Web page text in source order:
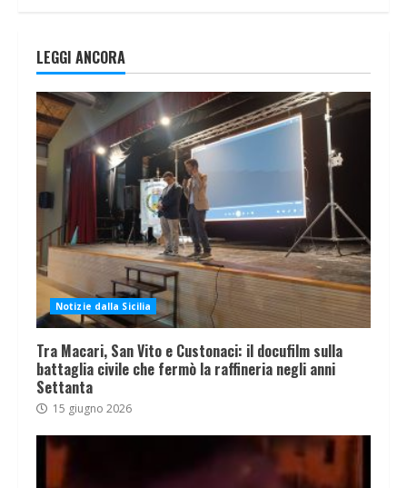
LEGGI ANCORA
Notizie dalla Sicilia
Tra Macari, San Vito e Custonaci: il docufilm sulla
battaglia civile che fermò la raffineria negli anni
Settanta
15 giugno 2026